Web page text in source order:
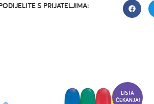
S PRIJATELJIMA:
LISTA
ČEKANJA!